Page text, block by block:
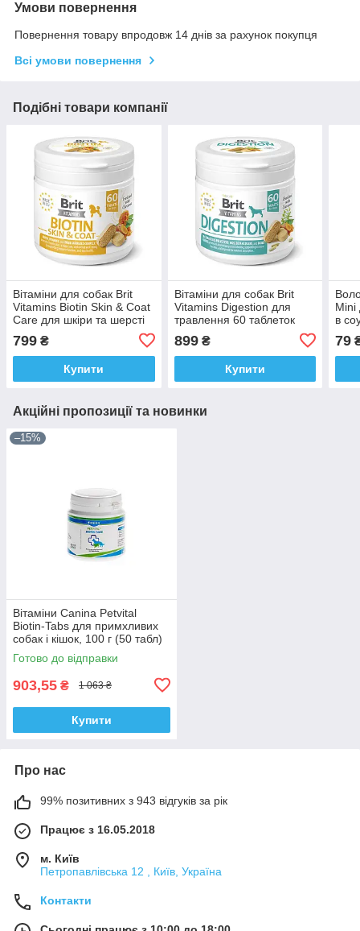
Умови повернення
Повернення товару впродовж 14 днів за рахунок покупця
Всі умови повернення
Подібні товари компанії
Вітаміни для собак Brit
Vitamins Biotin Skin & Coat
Care для шкіри та шерсті
799 ₴
Купити
Вітаміни для собак Brit
Vitamins Digestion для
травлення 60 таблеток
899₴
Купити
Mini
в
79
Акційні пропозиції та новинки
–15%
Вітаміни Canina Petvital
Biotin-Tabs для примхливих
собак і кішок, 100 г (50 табл)
Готово до відправки
903,55 ₴ 1 063 ₴
Купити
Про нас
99% позитивних з 943 відгуків за рік
Працює з 16.05.2018
м. Київ
Петропавлівська 12 , Київ, Україна
Контакти